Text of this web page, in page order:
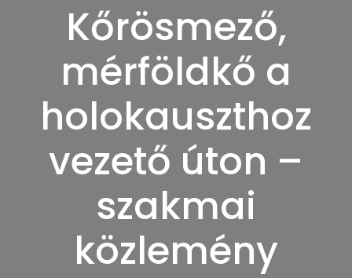
Kőrösmező,
mérföldkő a
holokauszthoz
vezető úton –
szakmai
közlemény